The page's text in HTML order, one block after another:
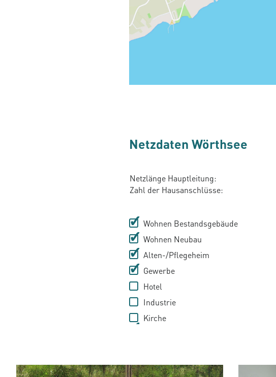
Netzdaten Wörthsee
Netzlänge Hauptleitung:
Zahl der Hausanschlüsse:
Wohnen Bestandsgebäude
Wohnen Neubau
Alten-/Pflegeheim
Gewerbe
Hotel
Industrie
Kirche